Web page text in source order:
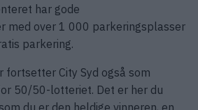
har gode
med over 1 000 parkeringsplasser
parkering.
fortsetter City Syd også som
50/50-lotteriet. Det er her du
du er den heldige vinneren, en